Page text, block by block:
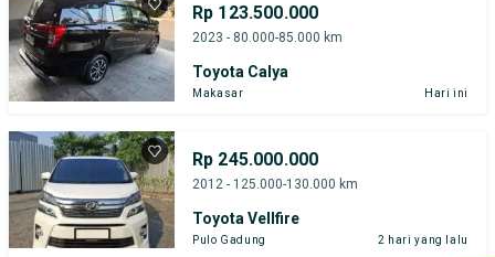
Rp 123.500.000
2023 - 80.000-85.000 km
Toyota Calya
Makasar Hari ini
Rp 245.000.000
2012 - 125.000-130.000 km
Toyota Vellfire
Pulo Gadung 2 hari yang lalu